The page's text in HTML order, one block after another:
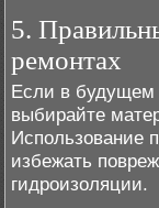
5.
ремонтах
Если в будущем
выбирайте
Использование
избежать
гидроизоляции.